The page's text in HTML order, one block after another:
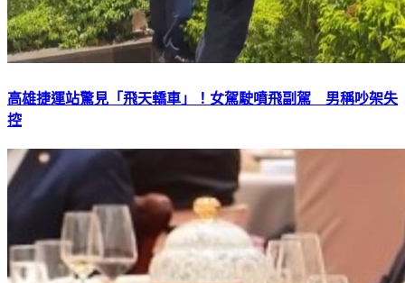
高雄捷運站驚見「飛天轎車」！女駕駛噴飛副駕 男稱吵架失
控